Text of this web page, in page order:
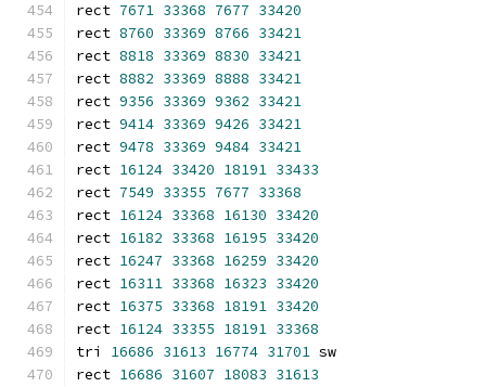
rect 7671 33368 7677 33420
rect 8760 33369 8766 33421
rect 8818 33369 8830 33421
rect 8882 33369 8888 33421
rect 9356 33369 9362 33421
rect 9414 33369 9426 33421
rect 9478 33369 9484 33421
rect 16124 33420 18191 33433
rect 7549 33355 7677 33368
rect 16124 33368 16130 33420
rect 16182 33368 16195 33420
rect 16247 33368 16259 33420
rect 16311 33368 16323 33420
rect 16375 33368 18191 33420
rect 16124 33355 18191 33368
tri 16686 31613 16774 31701 sw
rect 16686 31607 18083 31613